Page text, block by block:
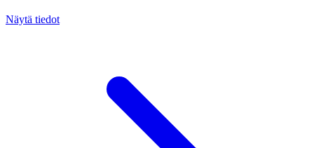
Näytä tiedot